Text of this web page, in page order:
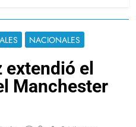
NACIONALES
el
Manchester